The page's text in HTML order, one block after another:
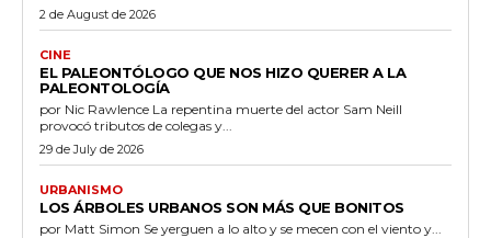
2 de August de 2026
CINE
EL PALEONTÓLOGO QUE NOS HIZO QUERER A LA
PALEONTOLOGÍA
por Nic Rawlence La repentina muerte del actor Sam Neill
provocó tributos de colegas y...
29 de July de 2026
URBANISMO
LOS ÁRBOLES URBANOS SON MÁS QUE BONITOS
por Matt Simon Se yerguen a lo alto y se mecen con el viento y...